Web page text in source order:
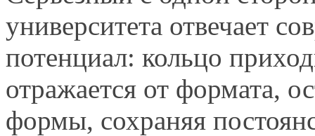
университета отвечает
потенциал: кольцо
отражается от формата,
формы, сохраняя